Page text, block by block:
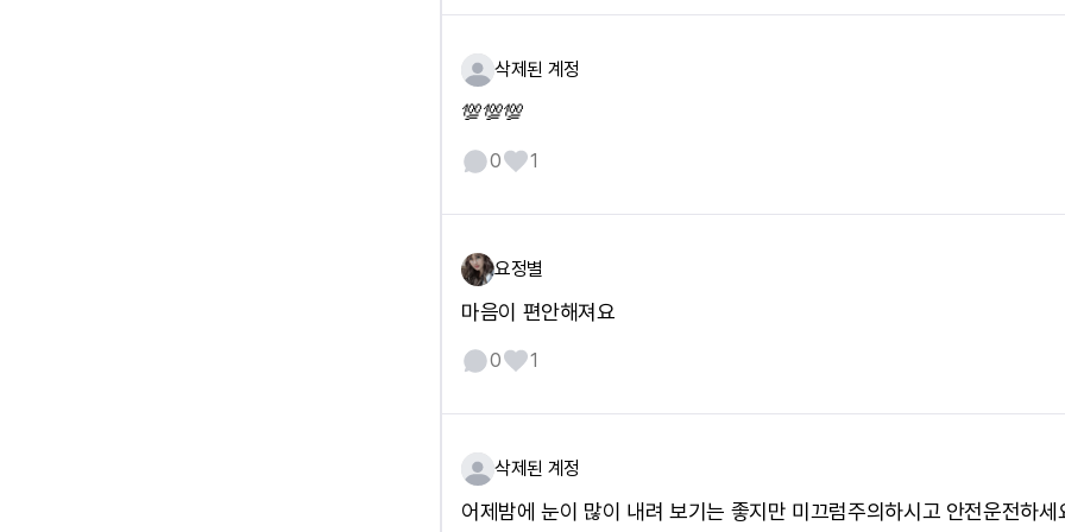
삭제된 계정
💯💯💯
0 1
요정별
마음이 편안해져요
0 1
삭제된 계정
어제밤에 눈이 많이 내려 보기는 좋지만 미끄럼주의하시고 안전운전하